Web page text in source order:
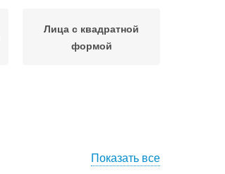
Лица с квадратной
формой
Показать все